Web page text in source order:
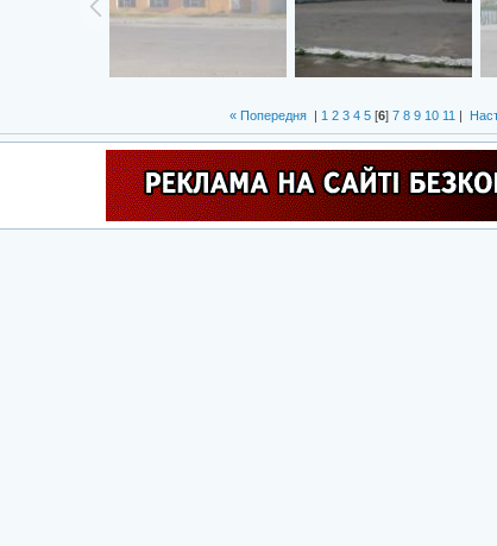
« Попередня| 1 2 3 4 5[6] 7 8 9 10 11 |